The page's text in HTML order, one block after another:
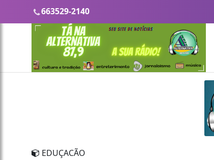
663529-2140
EDUÇACÃO